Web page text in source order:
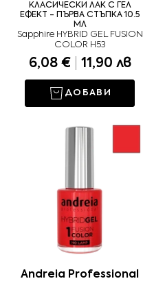
КЛАСИЧЕСКИ ЛАК С ГЕЛ
ЕФЕКТ - ПЪРВА СТЪПКА 10.5
МЛ
Sapphire HYBRID GEL FUSION
COLOR H53
6,08 € 11,90 лв
ДОБАВИ
Andreia Professional